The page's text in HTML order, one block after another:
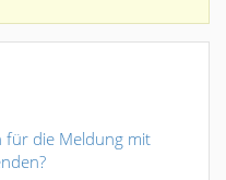
für die Meldung mit